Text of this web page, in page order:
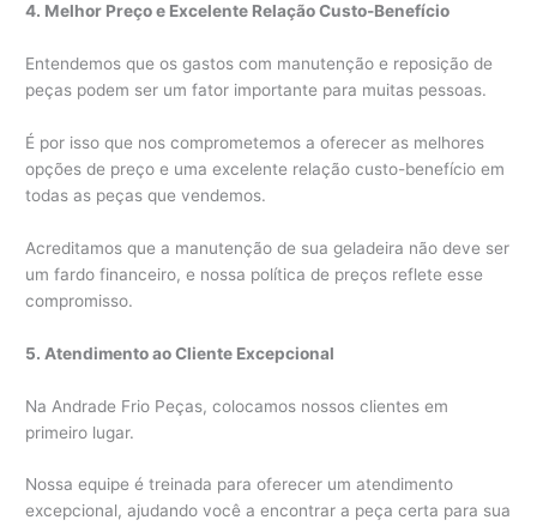
4. Melhor Preço e Excelente Relação Custo-Benefício
Entendemos que os gastos com manutenção e reposição de
peças podem ser um fator importante para muitas pessoas.
É por isso que nos comprometemos a oferecer as melhores
opções de preço e uma excelente relação custo-benefício em
todas as peças que vendemos.
Acreditamos que a manutenção de sua geladeira não deve ser
um fardo financeiro, e nossa política de preços reflete esse
compromisso.
5. Atendimento ao Cliente Excepcional
Na Andrade Frio Peças, colocamos nossos clientes em
primeiro lugar.
Nossa equipe é treinada para oferecer um atendimento
excepcional, ajudando você a encontrar a peça certa para sua